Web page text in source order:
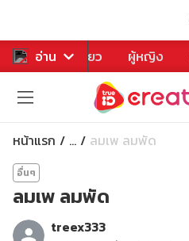
อ่าน
หาร ท่องเที่ยว ผู้หญิง
หน้าแรก ... ลมเพ ลมพัด
อื่นๆ
ลมเพ ลมพัด
treex333